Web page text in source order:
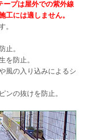
ープは屋外での紫外線
工には適しません。
。
止。
を防止。
風の入り込みによるシ
ンの抜けを防止。